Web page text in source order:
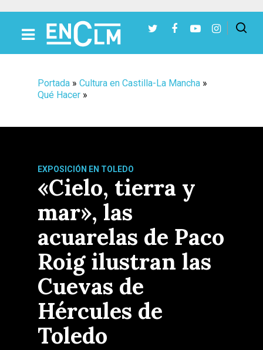
Portada » Cultura en Castilla-La Mancha »
Qué Hacer »
EXPOSICIÓN EN TOLEDO
«Cielo, tierra y
mar», las
acuarelas de Paco
Roig ilustran las
Cuevas de
Hércules de
Toledo